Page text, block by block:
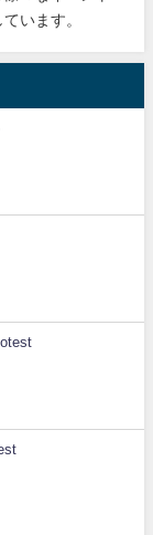
います。